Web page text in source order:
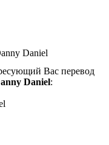
Daniel
Вас перевод
Daniel: